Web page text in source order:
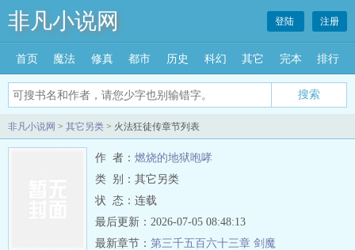
非凡小说网
搜索
登陆 注册
首页 魔法 修真 都市 历史 科幻 其它 完本 排行
非凡小说网 > 其它另类 > 火法狂徒传章节列表
作 者： 燃烧的地狱咆哮
类 别：其它另类
状 态：连载
最后更新：2026-07-05 08:48:13
最新章节： 第三千五百六十三章 剑魔